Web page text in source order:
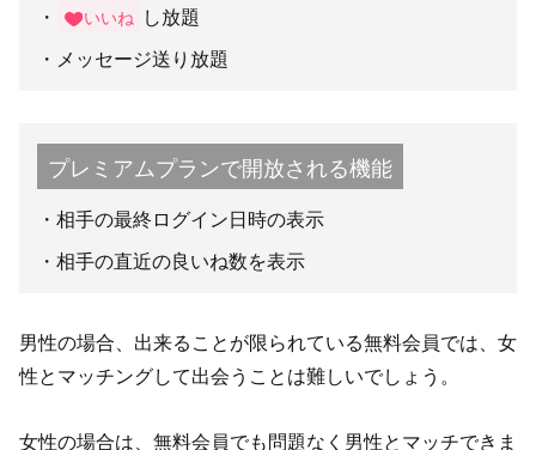
いいね し放題
メッセージ送り放題
プレミアムプランで開放される機能
相手の最終ログイン日時の表示
相手の直近の良いね数を表示
男性の場合、出来ることが限られている無料会員では、女
性とマッチングして出会うことは難しいでしょう。
女性の場合は、無料会員でも問題なく男性とマッチできま